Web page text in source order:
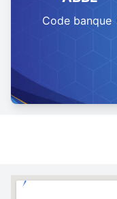
Code banque